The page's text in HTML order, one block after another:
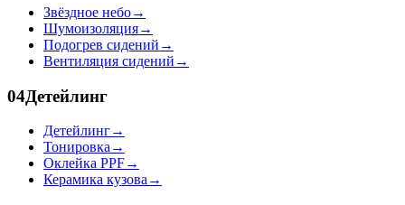
Звёздное небо→
Шумоизоляция→
Подогрев сидений →
Вентиляция сидений →
04Детейлинг
Детейлинг→
Тонировка →
Оклейка PPF→
Керамика кузова →